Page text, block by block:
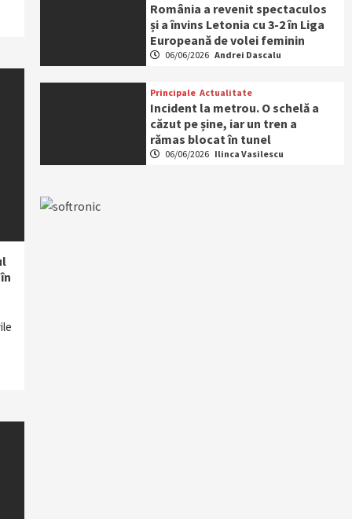
România a revenit spectaculos
și a învins Letonia cu 3-2 în Liga
Europeană de volei feminin
06/06/2026 Andrei Dascalu
Principale Actualitate
Incident la metrou. O schelă a
căzut pe șine, iar un tren a
rămas blocat în tunel
06/06/2026 Ilinca Vasilescu